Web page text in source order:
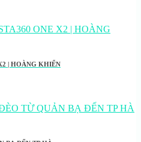
| HOÀNG KHIỂN